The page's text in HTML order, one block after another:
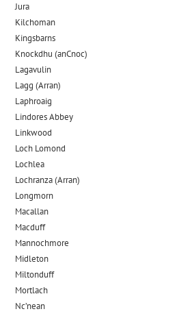
Jura
Kilchoman
Kingsbarns
Knockdhu (anCnoc)
Lagavulin
Lagg (Arran)
Laphroaig
Lindores Abbey
Linkwood
Loch Lomond
Lochlea
Lochranza (Arran)
Longmorn
Macallan
Macduff
Mannochmore
Midleton
Miltonduff
Mortlach
Nc’nean